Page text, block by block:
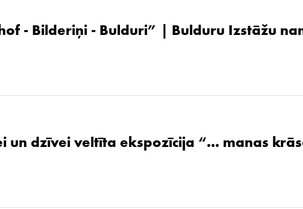
- Bilderiņi - Bulduri” | Bulduru Izstāžu
un dzīvei veltīta ekspozīcija “... manas